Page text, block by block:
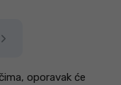
oporavak će